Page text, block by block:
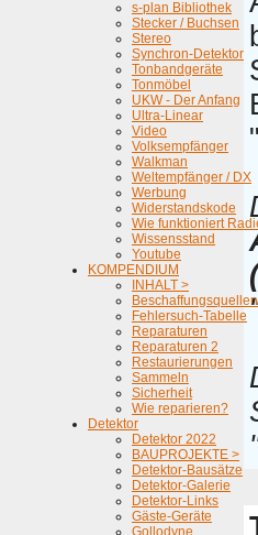
s-plan Bibliothek
Stecker / Buchsen
Stereo
Synchron-Detektor
Tonbandgeräte
Tonmöbel
UKW - Der Anfang
Ultra-Linear
Video
Volksempfänger
Walkman
Weltempfänger / DX
Werbung
Widerstandskode
Wie funktioniert
Wissensstand
Youtube
KOMPENDIUM
INHALT >
Beschaffungsquellen
Fehlersuch-Tabelle
Reparaturen
Reparaturen 2
Restaurierungen
Sammeln
Sicherheit
Wie reparieren?
Detektor
Detektor 2022
BAUPROJEKTE >
Detektor-Bausätze
Detektor-Galerie
Detektor-Links
Gäste-Geräte
Gollodyne